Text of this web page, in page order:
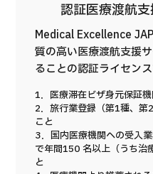
認証医療渡航支
Medical Excellence
質の高い医療渡航支援
ることの認証ライセン
1．医療滞在ビザ身元保証
2．旅行業登録（第1種、
こと
3．国内医療機関への受入
で年間150 名以上（うち治
と